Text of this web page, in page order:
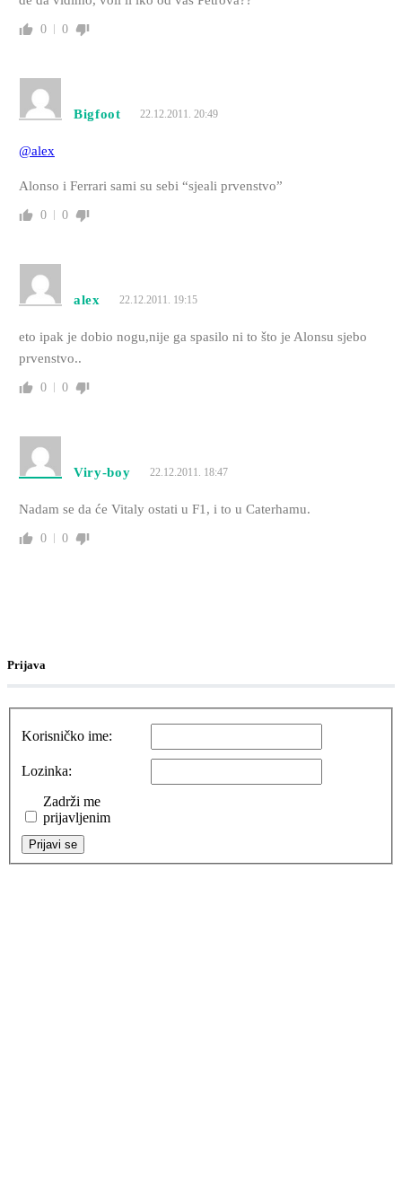
0 0
Bigfoot 22.12.2011. 20:49
@alex
Alonso i Ferrari sami su sebi “sjeali prvenstvo”
0 0
alex 22.12.2011. 19:15
eto ipak je dobio nogu,nije ga spasilo ni to što je Alonsu sjebo
prvenstvo..
0 0
Viry-boy 22.12.2011. 18:47
Nadam se da će Vitaly ostati u F1, i to u Caterhamu.
0 0
Prijava
Korisničko ime:
Lozinka:
Zadrži me
prijavljenim
Prijavi se